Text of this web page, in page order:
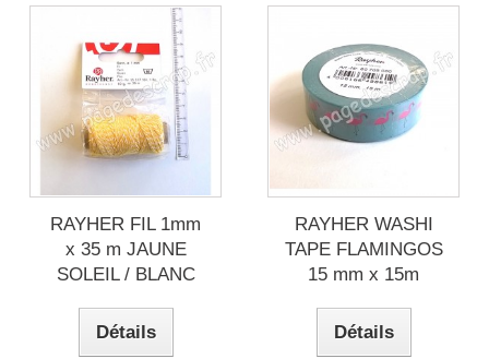
RAYHER FIL 1mm
x 35 m JAUNE
SOLEIL / BLANC
Détails
RAYHER WASHI
TAPE FLAMINGOS
15 mm x 15m
Détails